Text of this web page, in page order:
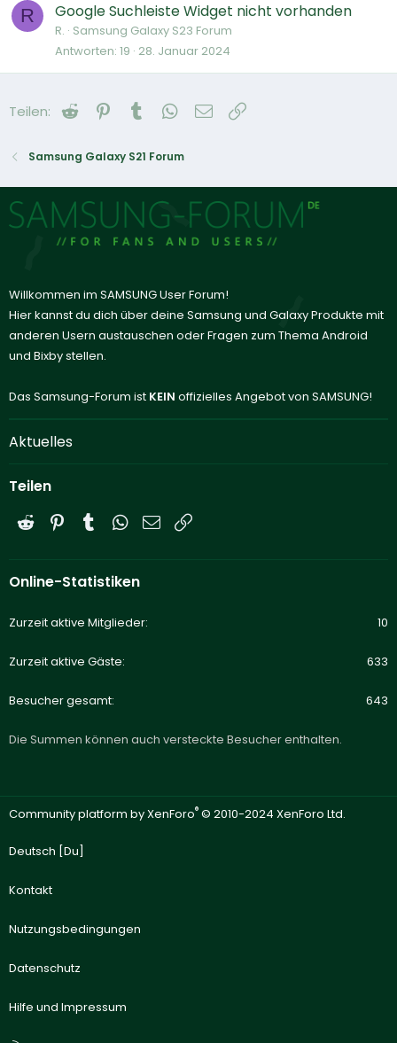
R Google Suchleiste Widget nicht vorhanden
R. Samsung Galaxy S23 Forum
Antworten 19 28. Januar 2024
Teilen: Reddit Pinterest
Tumblr WhatsApp
E-Mail
Samsung Galaxy S21 Forum
Willkommen im SAMSUNG User Forum!
Hier kannst du dich über deine Samsung und Galaxy Produkte mit
anderen Usern austauschen oder Fragen zum Thema Android
und Bixby stellen.
Das Samsung-Forum ist KEIN offizielles Angebot von SAMSUNG!
Aktuelles
Teilen
Reddit PinterestTumblrWhatsApp
E-Mail
Online-Statistiken
Zurzeit aktive Mitglieder 10
Zurzeit aktive Gäste 633
Besucher gesamt 643
Die Summen können auch versteckte Besucher enthalten.
Community platform by XenForo® © 2010-2024 XenForo Ltd.
Deutsch [Du]
Kontakt
Nutzungsbedingungen
Datenschutz
Hilfe und Impressum